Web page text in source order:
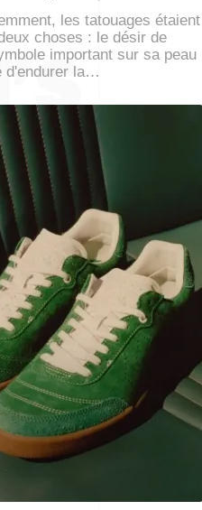
les tatouages étaient
choses : le désir de
important sur sa peau
d'endurer la…